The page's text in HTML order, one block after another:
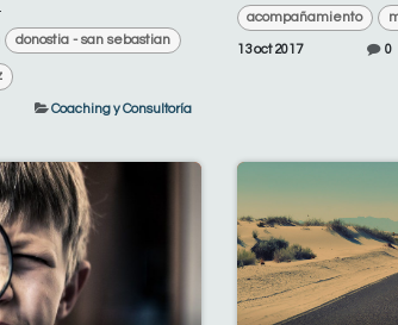
donostia - san sebastian
Coaching y Consultoría
acompañamiento
13 oct 2017 0